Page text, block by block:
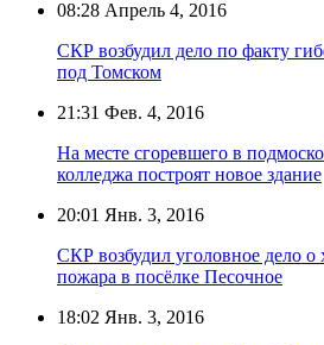
08:28 Апрель 4, 2016
СКР возбудил дело по факту
под Томском
21:31 Фев. 4, 2016
На месте сгоревшего в
колледжа построят новое здание
20:01 Янв. 3, 2016
СКР возбудил уголовное дело о
пожара в посёлке Песочное
18:02 Янв. 3, 2016